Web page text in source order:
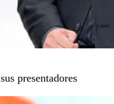
presentadores